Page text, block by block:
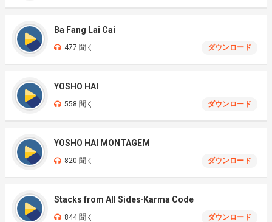
Ba Fang Lai Cai
477 聞く ダウンロード
YOSHO HAI
558 聞く ダウンロード
YOSHO HAI MONTAGEM
820 聞く ダウンロード
Stacks from All Sides·Karma Code
844 聞く ダウンロード